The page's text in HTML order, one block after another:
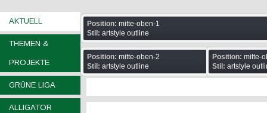
AKTUELL
THEMEN &
PROJEKTE
GRÜNE LIGA
ALLIGATOR
Position: mitte-oben-1
Stil: artstyle outline
Position: mitte-oben-2
Stil: artstyle outline
Position: mitte-
Stil: artstyle